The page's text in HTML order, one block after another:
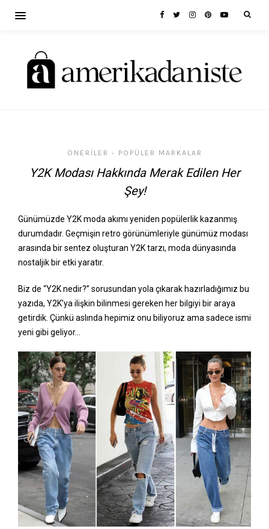
ÖNERILER • POPÜLER MARKALAR
Y2K Modası Hakkında Merak Edilen Her
Şey!
Günümüzde Y2K moda akımı yeniden popülerlik kazanmış
durumdadır. Geçmişin retro görünümleriyle günümüz modası
arasında bir sentez oluşturan Y2K tarzı, moda dünyasında
nostaljik bir etki yaratır.
Biz de “Y2K nedir?” sorusundan yola çıkarak hazırladığımız bu
yazıda, Y2K’ya ilişkin bilinmesi gereken her bilgiyi bir araya
getirdik. Çünkü aslında hepimiz onu biliyoruz ama sadece ismi
yeni gibi geliyor…